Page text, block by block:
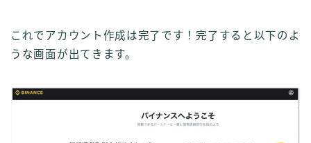
これでアカウント作成は完了です！完了すると以下のよ
うな画面が出てきます。